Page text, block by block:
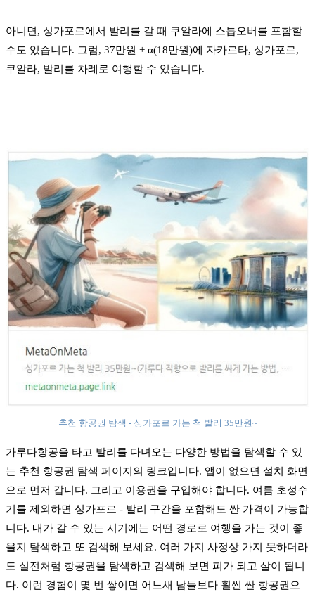
아니면, 싱가포르에서 발리를 갈 때 쿠알라에 스톱오버를 포함할
수도 있습니다. 그럼, 37만원 + α(18만원)에 자카르타, 싱가포르,
쿠알라, 발리를 차례로 여행할 수 있습니다.
추천 항공권 탐색 - 싱가포르 가는 척 발리 35만원~
가루다항공을 타고 발리를 다녀오는 다양한 방법을 탐색할 수 있
는 추천 항공권 탐색 페이지의 링크입니다. 앱이 없으면 설치 화면
으로 먼저 갑니다. 그리고 이용권을 구입해야 합니다. 여름 초성수
기를 제외하면 싱가포르 - 발리 구간을 포함해도 싼 가격이 가능합
니다. 내가 갈 수 있는 시기에는 어떤 경로로 여행을 가는 것이 좋
을지 탐색하고 또 검색해 보세요. 여러 가지 사정상 가지 못하더라
도 실전처럼 항공권을 탐색하고 검색해 보면 피가 되고 살이 됩니
다. 이런 경험이 몇 번 쌓이면 어느새 남들보다 훨씬 싼 항공권으